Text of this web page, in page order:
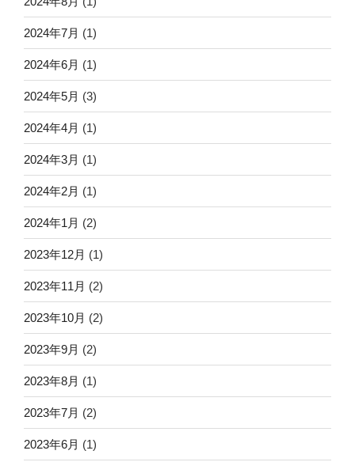
2024年7月 (1)
2024年6月 (1)
2024年5月 (3)
2024年4月 (1)
2024年3月 (1)
2024年2月 (1)
2024年1月 (2)
2023年12月 (1)
2023年11月 (2)
2023年10月 (2)
2023年9月 (2)
2023年8月 (1)
2023年7月 (2)
2023年6月 (1)